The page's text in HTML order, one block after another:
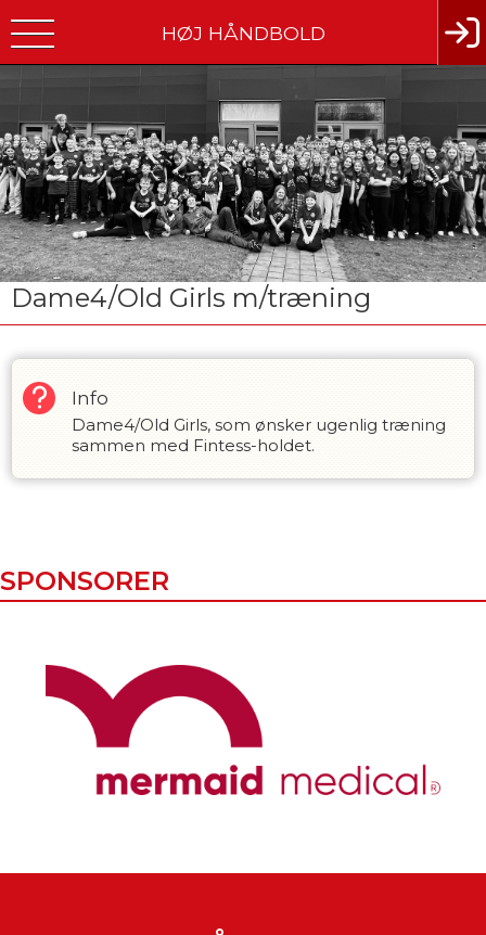
HØJ HÅNDBOLD
Dame4/Old Girls m/træning
Info
Dame4/Old Girls, som ønsker ugenlig træning
sammen med Fintess-holdet.
SPONSORER